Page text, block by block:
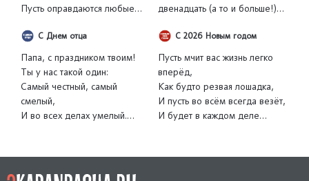
Пусть оправдаются любые
И пусть сбываются заветные
мечты.
Желаем вам гармонии и
мира,
И чтобы труд ваш ценен был
всегда,
Пусть будет жизнь как
двенадцать (а то и больше!)
"лернейскую гидру" шумного
класса, очищаете "авгиевы
конюшни" наших ошибок и
добываете "золотые яблоки"
знаний. Желаю Вам
богатырского здоровья,
олимпийского спокойствия и
С Днем отца
Папа, с праздником твоим!
Ты у нас такой один:
Самый честный, самый
смелый,
И во всех делах умелый.
Пусть здоровье не подводит,
А удача рядом ходит.
С 2026 Новым годом
Пусть мчит вас жизнь легко
вперёд,
Как будто резвая лошадка,
И пусть во всём всегда везёт,
И будет в каждом деле
Желаю вам не знать преград,